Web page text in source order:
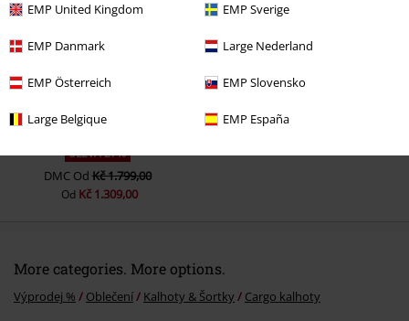
EMP United Kingdom EMP Sverige
EMP Danmark Large Nederland
EMP Österreich EMP Slovensko
Large Belgique EMP España
SLEVA 27%
DMC OdKč 1.799,00
Od Kč 1.309,00
More categories. More options.
Výprodej % Oblečení Kalhoty & Šortky Cargo kalhoty